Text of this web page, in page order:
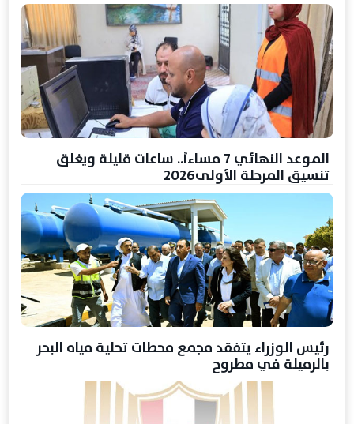
الموعد النهائي 7 مساءاً.. ساعات قليلة ويغلق
تنسيق المرحلة الأولى2026
رئيس الوزراء يتفقد مجمع محطات تحلية مياه البحر
بالرميلة في مطروح